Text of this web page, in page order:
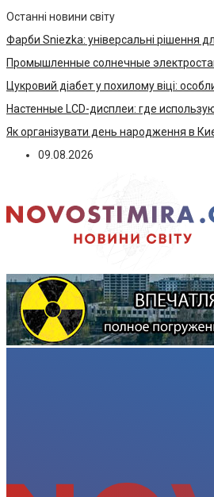
Останні новини світу
Фарби Sniezka: універсальні рішення
Промышленные солнечные
Цукровий діабет у похилому віці:
Настенные LCD-дисплеи: где
Як організувати день народження в
09.08.2026